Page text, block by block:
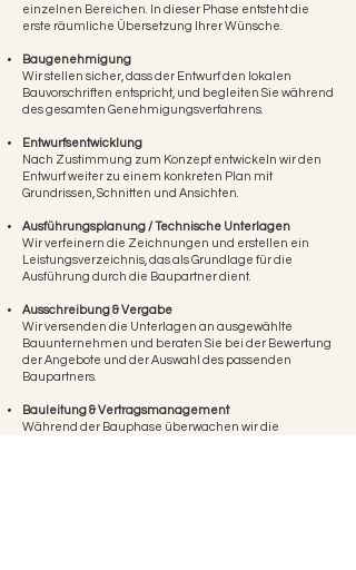
einzelnen Bereichen. In dieser Phase entsteht die
erste räumliche Übersetzung Ihrer Wünsche.
Baugenehmigung
Wir stellen sicher, dass der Entwurf den lokalen
Bauvorschriften entspricht, und begleiten Sie während
des gesamten Genehmigungsverfahrens.
Entwurfsentwicklung
Nach Zustimmung zum Konzept entwickeln wir den
Entwurf weiter zu einem konkreten Plan mit
Grundrissen, Schnitten und Ansichten.
Ausführungsplanung / Technische Unterlagen
Wir verfeinern die Zeichnungen und erstellen ein
Leistungsverzeichnis, das als Grundlage für die
Ausführung durch die Baupartner dient.
Ausschreibung & Vergabe
Wir versenden die Unterlagen an ausgewählte
Bauunternehmen und beraten Sie bei der Bewertung
der Angebote und der Auswahl des passenden
Baupartners.
Bauleitung & Vertragsmanagement
Während der Bauphase überwachen wir die